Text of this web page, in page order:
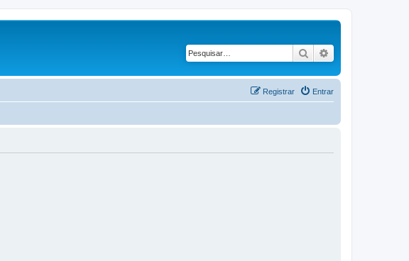
Pesquisar
Entrar
Registrar